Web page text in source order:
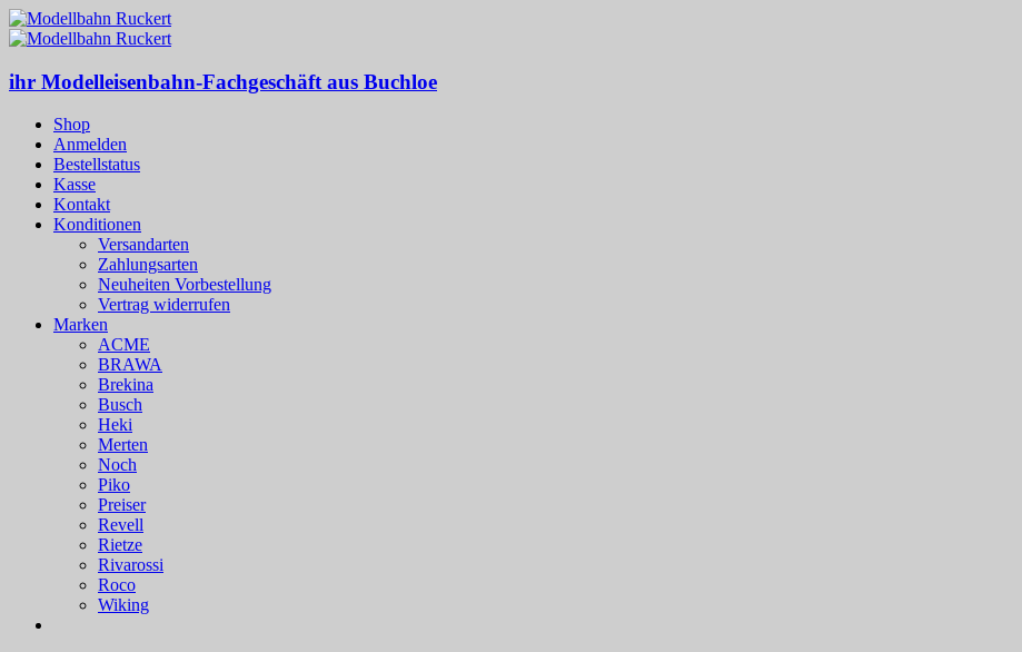
ihr Modelleisenbahn-Fachgeschäft aus Buchloe
Shop
Anmelden
Bestellstatus
Kasse
Kontakt
Konditionen
Versandarten
Zahlungsarten
Neuheiten Vorbestellung
Vertrag widerrufen
Marken
ACME
BRAWA
Brekina
Busch
Heki
Merten
Noch
Piko
Preiser
Revell
Rietze
Rivarossi
Roco
Wiking